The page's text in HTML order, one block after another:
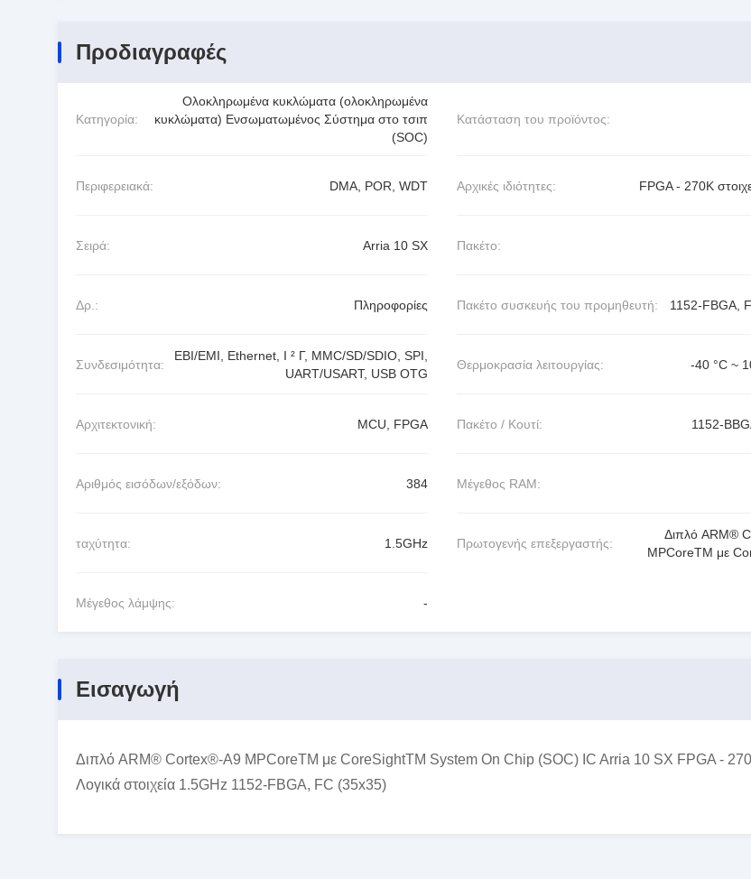
Προδιαγραφές
Κατηγορία:
Ολοκληρωμένα κυκλώματα (ολοκληρωμένα
κυκλώματα) Ενσωματωμένος Σύστημα στο τσιπ
(SOC)
Κατάσταση του προϊόντος:
Περιφερειακά: DMA, POR, WDT Αρχικές ιδιότητες: FPGA - 270K
Σειρά: Arria 10 SX Πακέτο:
Δρ.: Πληροφορίες Πακέτο συσκευής του προμηθευτή: 1152-FBGA,
Συνδεσιμότητα:
EBI/EMI, Ethernet, Ι ² Γ, MMC/SD/SDIO, SPI,
UART/USART, USB OTG
Θερμοκρασία λειτουργίας: -40 °C ~
Αρχιτεκτονική: MCU, FPGA Πακέτο / Κουτί: 1152-
Αριθμός εισόδων/εξόδων: 384 Μέγεθος RAM:
ταχύτητα: 1.5GHz Πρωτογενής επεξεργαστής:
Διπλό ARM®
MPCoreTM με
Μέγεθος λάμψης: -
Εισαγωγή
Διπλό ARM® Cortex®-A9 MPCoreTM με CoreSightTM System On Chip (SOC) IC Arria 10 SX FPGA -
Λογικά στοιχεία 1.5GHz 1152-FBGA, FC (35x35)